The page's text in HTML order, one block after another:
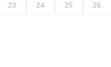
23 24 25 26